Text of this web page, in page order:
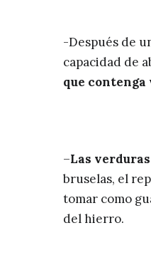
-Después de
capacidad de
que
–Las verduras
bruselas, el
tomar como
del hierro.